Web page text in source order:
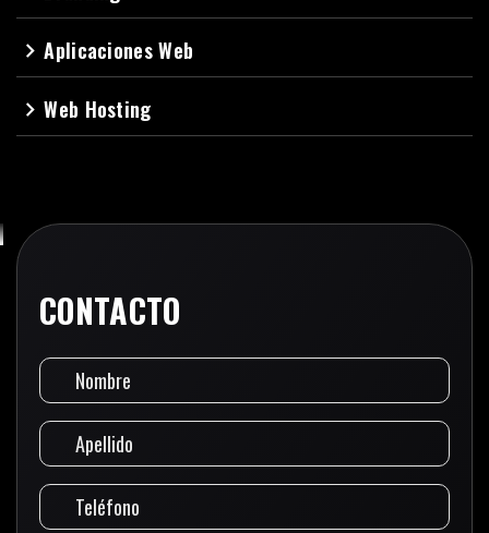
navigate_nextAplicaciones Web
navigate_nextWeb Hosting
CONTACTO